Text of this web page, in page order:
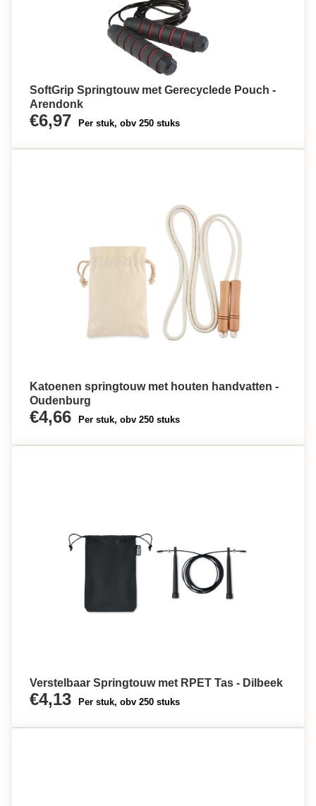
SoftGrip Springtouw met Gerecyclede Pouch -
Arendonk
€6,97 Per stuk, obv 250 stuks
Katoenen springtouw met houten handvatten -
Oudenburg
€4,66 Per stuk, obv 250 stuks
Verstelbaar Springtouw met RPET Tas - Dilbeek
€4,13 Per stuk, obv 250 stuks